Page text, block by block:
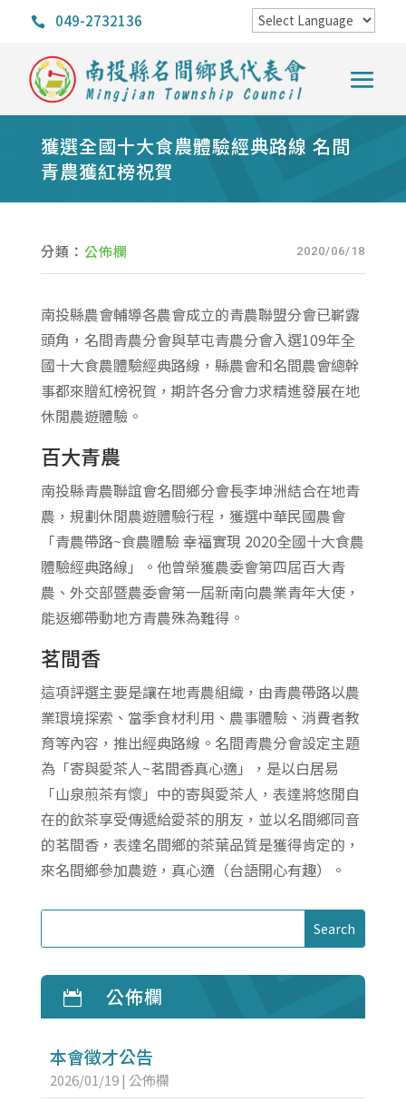
 049-2732136
獲選全國十大食農體驗經典路線 名間
青農獲紅榜祝賀
2020/06/18
分類： 公佈欄
南投縣農會輔導各農會成立的青農聯盟分會已嶄露
頭角，名間青農分會與草屯青農分會入選109年全
國十大食農體驗經典路線，縣農會和名間農會總幹
事都來贈紅榜祝賀，期許各分會力求精進發展在地
休閒農遊體驗。
百大青農
南投縣青農聯誼會名間鄉分會長李坤洲結合在地青
農，規劃休閒農遊體驗行程，獲選中華民國農會
「青農帶路~食農體驗 幸福實現 2020全國十大食農
體驗經典路線」。他曾榮獲農委會第四屆百大青
農、外交部暨農委會第一屆新南向農業青年大使，
能返鄉帶動地方青農殊為難得。
茗間香
這項評選主要是讓在地青農組織，由青農帶路以農
業環境探索、當季食材利用、農事體驗、消費者教
育等內容，推出經典路線。名間青農分會設定主題
為「寄與愛茶人~茗間香真心適」，是以白居易
「山泉煎茶有懷」中的寄與愛茶人，表達將悠閒自
在的飲茶享受傳遞給愛茶的朋友，並以名間鄉同音
的茗間香，表達名間鄉的茶葉品質是獲得肯定的，
來名間鄉參加農遊，真心適（台語開心有趣）。
 公佈欄
本會徵才公告
2026/01/19| 公佈欄